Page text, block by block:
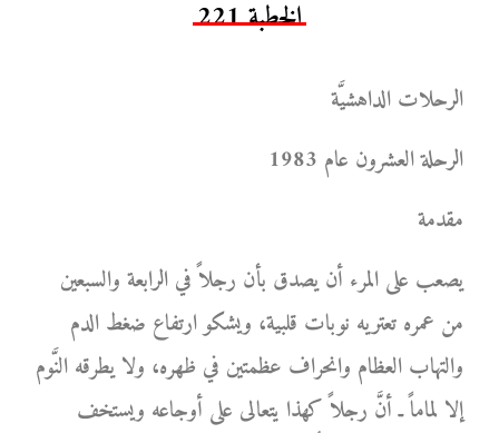
الخطبة 221
الرحلات الداهشيَّة
الرحلة العشرون عام 1983
مقدمة
يصعب على المرء أن يصدق بأن رجلاً في الرابعة والسبعين
من عمره تعتريه نوبات قلبية، ويشكو ارتفاع ضغط الدم
والتهاب العظام وانحراف عظمتين في ظهره، ولا يطرقه النَّوم
إلا لماماً ـ أنَّ رجلاً كهذا يتعالى على أوجاعه ويستخف